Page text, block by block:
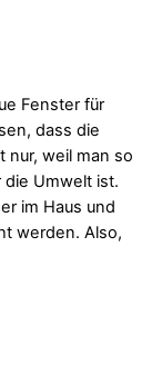
Fenster für
dass die
nur, weil man so
die Umwelt ist.
im Haus und
werden. Also,